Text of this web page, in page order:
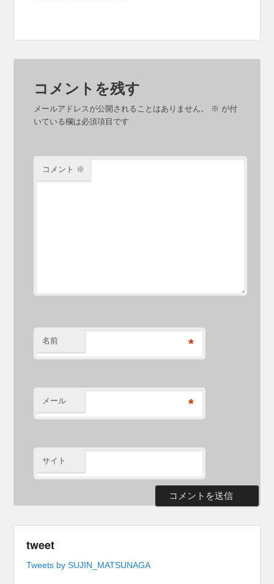
コメントを残す
メールアドレスが公開されることはありません。 ※ が付
いている欄は必須項目です
コメント ※
名前 *
メール *
サイト
tweet
Tweets by SUJIN_MATSUNAGA